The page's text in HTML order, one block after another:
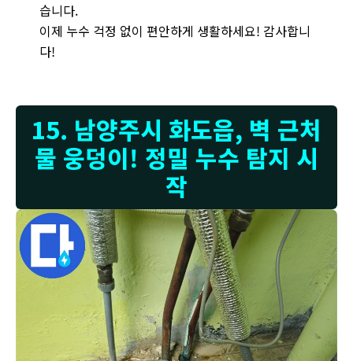
습니다.
이제 누수 걱정 없이 편안하게 생활하세요! 감사합니
다!
15. 남양주시 화도읍, 벽 근처
물 웅덩이! 정밀 누수 탐지 시
작